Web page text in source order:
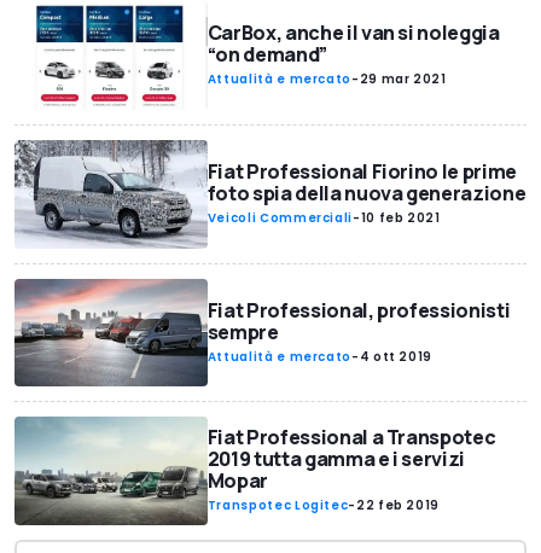
CarBox, anche il van si noleggia
“on demand”
Attualità e mercato - 29 mar 2021
Fiat Professional Fiorino le prime
foto spia della nuova generazione
Veicoli Commerciali-10 feb 2021
Fiat Professional, professionisti
sempre
Attualità e mercato - 4 ott 2019
Fiat Professional a Transpotec
2019 tutta gamma e i servizi
Mopar
Transpotec Logitec- 22 feb 2019